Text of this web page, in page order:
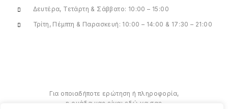
Δευτέρα, Τετάρτη & Σάββατο: 10:00 – 15:00
Τρίτη, Πέμπτη & Παρασκευή: 10:00 – 14:00 & 17:30 – 21:00
Για οποιαδήποτε ερώτηση ή πληροφορία,
η ομάδα μας είναι εδώ να σας